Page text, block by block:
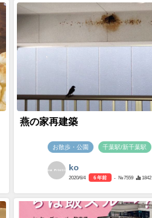
燕の家再建築
お散歩・公園 千葉駅/新千葉駅
ko
2020/6/4 6 年前 - №7559 1842